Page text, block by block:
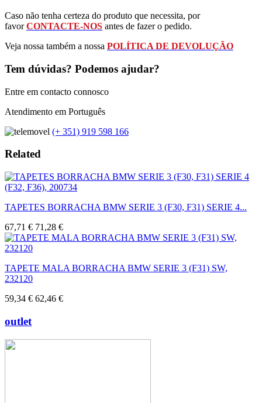
Caso não tenha certeza do produto que necessita, por
favorCONTACTE-NOS antes de fazer o pedido.
Veja nossa também a nossa POLÍTICA DE DEVOLUÇÃO
Tem dúvidas? Podemos ajudar?
Entre em contacto connosco
Atendimento em Português
(+ 351) 919 598 166
Related
TAPETES BORRACHA BMW SERIE 3 (F30, F31) SERIE 4...
67,71 € 71,28 €
TAPETE MALA BORRACHA BMW SERIE 3 (F31) SW,
232120
59,34 € 62,46 €
outlet